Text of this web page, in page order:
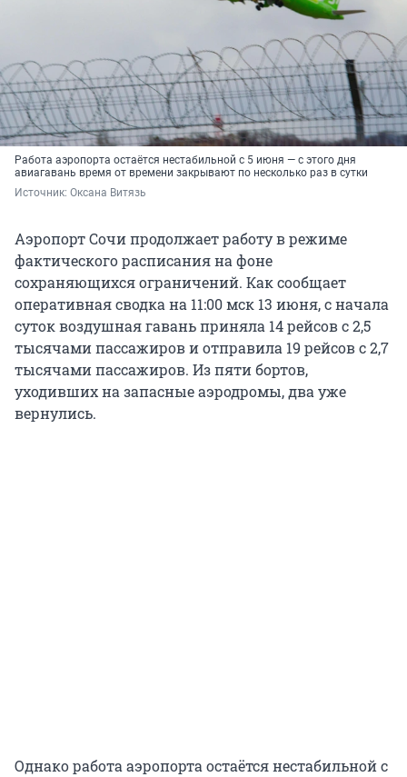
Работа аэропорта остаётся нестабильной с 5 июня — с этого дня
авиагавань время от времени закрывают по несколько раз в сутки
Источник: Оксана Витязь
Аэропорт Сочи продолжает работу в режиме
фактического расписания на фоне
сохраняющихся ограничений. Как сообщает
оперативная сводка на 11:00 мск 13 июня, с начала
суток воздушная гавань приняла 14 рейсов с 2,5
тысячами пассажиров и отправила 19 рейсов с 2,7
тысячами пассажиров. Из пяти бортов,
уходивших на запасные аэродромы, два уже
вернулись.
Однако работа аэропорта остаётся нестабильной с